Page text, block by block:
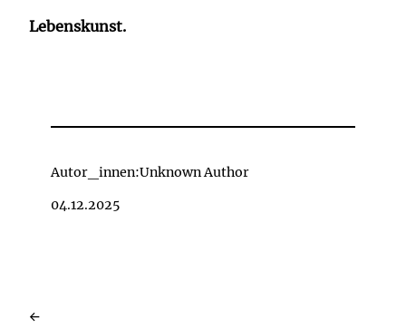
Lebenskunst.
Autor_innen:Unknown Author
04.12.2025
←